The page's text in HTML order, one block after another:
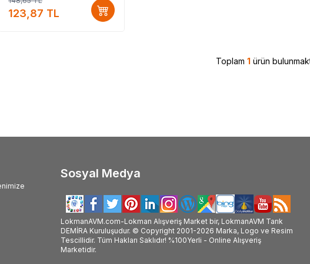
123,87 TL
Toplam 1 ürün
Sosyal Medya
LokmanAVM.com-Lokman Alışveriş Market bir, LokmanAVM Tarık
DEMİRA Kuruluşudur. © Copyright 2001-2026 Marka, Logo ve Resim
Tescillidir. Tüm Hakları Saklıdır! %100Yerli - Online Alışveriş
Marketidir.